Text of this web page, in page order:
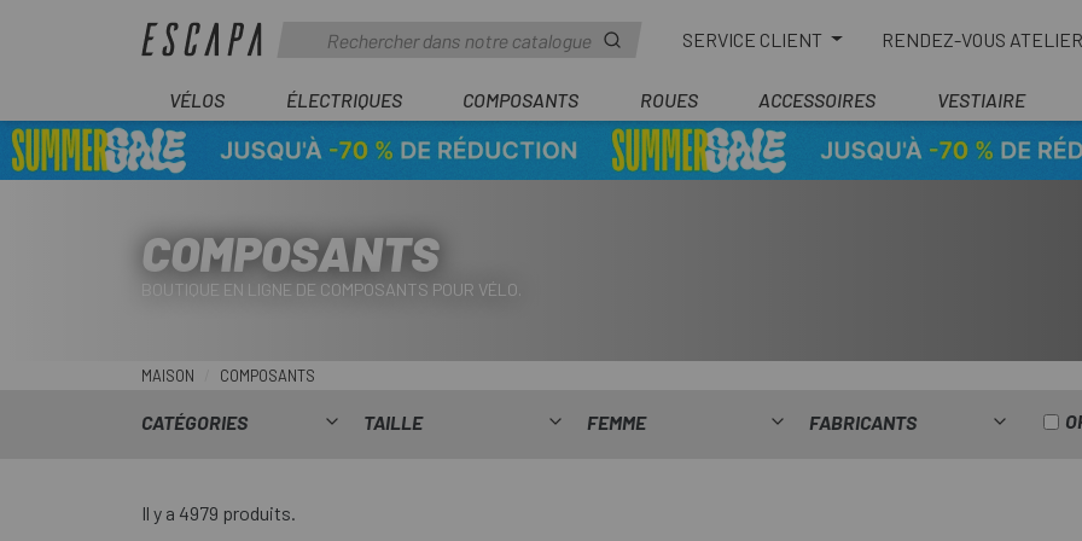
SERVICE CLIENT RENDEZ-VOUS ATELIER
VÉLOS ÉLECTRIQUES COMPOSANTS ROUES ACCESSOIRES VESTIAIRE
COMPOSANTS
BOUTIQUE EN LIGNE DE COMPOSANTS POUR VÉLO.
MAISON COMPOSANTS
CATÉGORIES TAILLE FEMME FABRICANTS
Il y a 4979 produits.